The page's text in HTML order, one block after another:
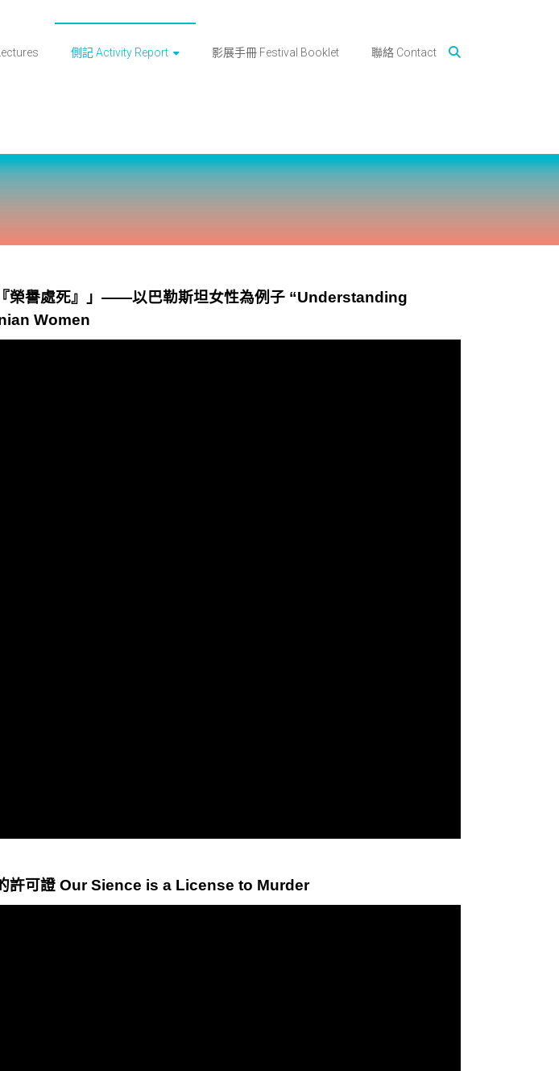
側記 Activity Report 影展手冊 Festival Booklet 聯絡 Contact
榮譽處死』」——以巴勒斯坦女性為例子 “Understanding
Women
許可證 Our Sience is a License to Murder